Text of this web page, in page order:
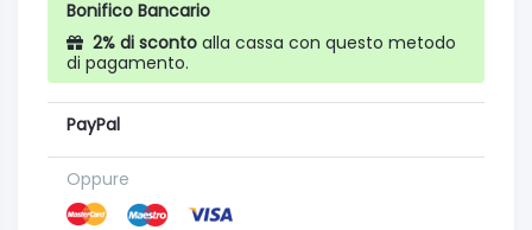
Bonifico Bancario
2% di sconto alla cassa con questo metodo
di pagamento.
PayPal
Oppure